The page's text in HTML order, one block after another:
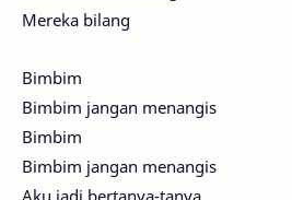
Mereka bilang
Bimbim
Bimbim jangan menangis
Bimbim
Bimbim jangan menangis
Aku jadi bertanya-tanya